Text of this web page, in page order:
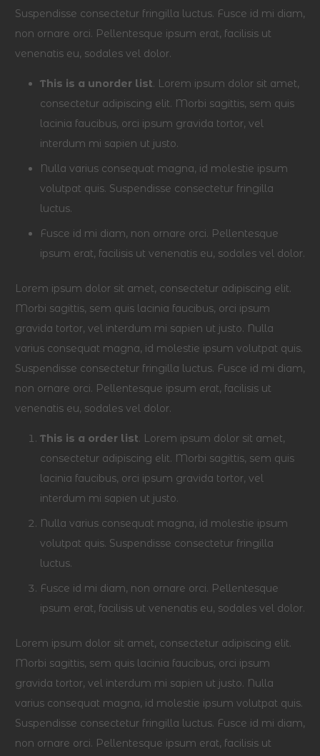
Suspendisse consectetur fringilla luctus. Fusce id mi diam,
non ornare orci. Pellentesque ipsum erat, facilisis ut
venenatis eu, sodales vel dolor.
This is a unorder list. Lorem ipsum dolor sit amet,
consectetur adipiscing elit. Morbi sagittis, sem quis
lacinia faucibus, orci ipsum gravida tortor, vel
interdum mi sapien ut justo.
Nulla varius consequat magna, id molestie ipsum
volutpat quis. Suspendisse consectetur fringilla
luctus.
Fusce id mi diam, non ornare orci. Pellentesque
ipsum erat, facilisis ut venenatis eu, sodales vel dolor.
Lorem ipsum dolor sit amet, consectetur adipiscing elit.
Morbi sagittis, sem quis lacinia faucibus, orci ipsum
gravida tortor, vel interdum mi sapien ut justo. Nulla
varius consequat magna, id molestie ipsum volutpat quis.
Suspendisse consectetur fringilla luctus. Fusce id mi diam,
non ornare orci. Pellentesque ipsum erat, facilisis ut
venenatis eu, sodales vel dolor.
This is a order list. Lorem ipsum dolor sit amet,
consectetur adipiscing elit. Morbi sagittis, sem quis
lacinia faucibus, orci ipsum gravida tortor, vel
interdum mi sapien ut justo.
Nulla varius consequat magna, id molestie ipsum
volutpat quis. Suspendisse consectetur fringilla
luctus.
Fusce id mi diam, non ornare orci. Pellentesque
ipsum erat, facilisis ut venenatis eu, sodales vel dolor.
Lorem ipsum dolor sit amet, consectetur adipiscing elit.
Morbi sagittis, sem quis lacinia faucibus, orci ipsum
gravida tortor, vel interdum mi sapien ut justo. Nulla
varius consequat magna, id molestie ipsum volutpat quis.
Suspendisse consectetur fringilla luctus. Fusce id mi diam,
non ornare orci. Pellentesque ipsum erat, facilisis ut